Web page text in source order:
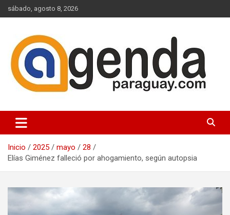
Saltar
al
sábado, agosto 8, 2026
Agenda Paraguay
Inicio 2025 mayo
28
Elías Giménez falleció por ahogamiento, según autopsia